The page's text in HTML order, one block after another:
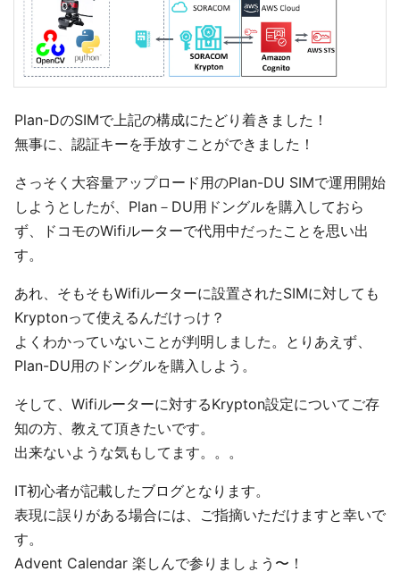
Plan-DのSIMで上記の構成にたどり着きました！
無事に、認証キーを手放すことができました！
さっそく大容量アップロード用のPlan-DU SIMで運用開始
しようとしたが、Plan－DU用ドングルを購入しておら
ず、ドコモのWifiルーターで代用中だったことを思い出
す。
あれ、そもそもWifiルーターに設置されたSIMに対しても
Kryptonって使えるんだけっけ？
よくわかっていないことが判明しました。とりあえず、
Plan-DU用のドングルを購入しよう。
そして、Wifiルーターに対するKrypton設定についてご存
知の方、教えて頂きたいです。
出来ないような気もしてます。。。
IT初心者が記載したブログとなります。
表現に誤りがある場合には、ご指摘いただけますと幸いで
す。
Advent Calendar 楽しんで参りましょう〜！